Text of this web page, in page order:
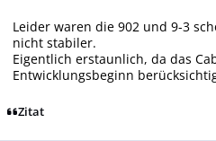
Leider waren die 902 und 9-3
nicht stabiler.
Eigentlich erstaunlich, da das
Entwicklungsbeginn
Zitat